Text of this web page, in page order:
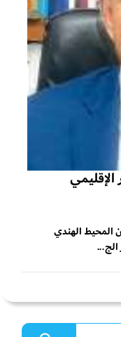
الإقليمي
المحيط الهندي